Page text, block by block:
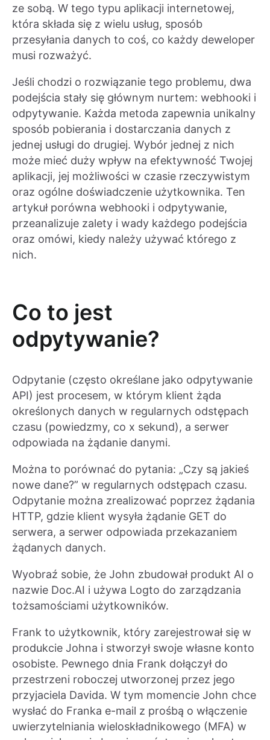
ze sobą. W tego typu aplikacji internetowej,
która składa się z wielu usług, sposób
przesyłania danych to coś, co każdy deweloper
musi rozważyć.
Jeśli chodzi o rozwiązanie tego problemu, dwa
podejścia stały się głównym nurtem: webhooki i
odpytywanie. Każda metoda zapewnia unikalny
sposób pobierania i dostarczania danych z
jednej usługi do drugiej. Wybór jednej z nich
może mieć duży wpływ na efektywność Twojej
aplikacji, jej możliwości w czasie rzeczywistym
oraz ogólne doświadczenie użytkownika. Ten
artykuł porówna webhooki i odpytywanie,
przeanalizuje zalety i wady każdego podejścia
oraz omówi, kiedy należy używać którego z
nich.
Co to jest
odpytywanie?
Odpytanie (często określane jako odpytywanie
API) jest procesem, w którym klient żąda
określonych danych w regularnych odstępach
czasu (powiedzmy, co x sekund), a serwer
odpowiada na żądanie danymi.
Można to porównać do pytania: „Czy są jakieś
nowe dane?” w regularnych odstępach czasu.
Odpytanie można zrealizować poprzez żądania
HTTP, gdzie klient wysyła żądanie GET do
serwera, a serwer odpowiada przekazaniem
żądanych danych.
Wyobraź sobie, że John zbudował produkt AI o
nazwie Doc.AI i używa Logto do zarządzania
tożsamościami użytkowników.
Frank to użytkownik, który zarejestrował się w
produkcie Johna i stworzył swoje własne konto
osobiste. Pewnego dnia Frank dołączył do
przestrzeni roboczej utworzonej przez jego
przyjaciela Davida. W tym momencie John chce
wysłać do Franka e-mail z prośbą o włączenie
uwierzytelniania wieloskładnikowego (MFA) w